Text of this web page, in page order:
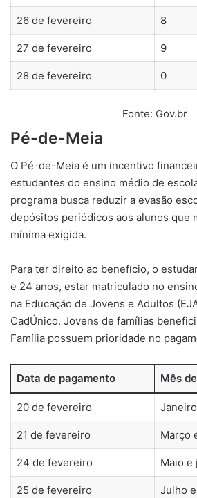
26 de fevereiro 8
27 de fevereiro 9
28 de fevereiro 0
Fonte: Gov.br
Pé-de-Meia
O Pé-de-Meia é um incentivo
estudantes do ensino médio de
programa busca reduzir a evasão
depósitos periódicos aos alunos que
mínima exigida.
Para ter direito ao benefício, o
e 24 anos, estar matriculado no
na Educação de Jovens e Adultos
CadÚnico. Jovens de famílias
Família possuem prioridade no
Data de pagamento Mês
20 de fevereiro
21 de fevereiro Março
24 de fevereiro Maio e
25 de fevereiro Julho